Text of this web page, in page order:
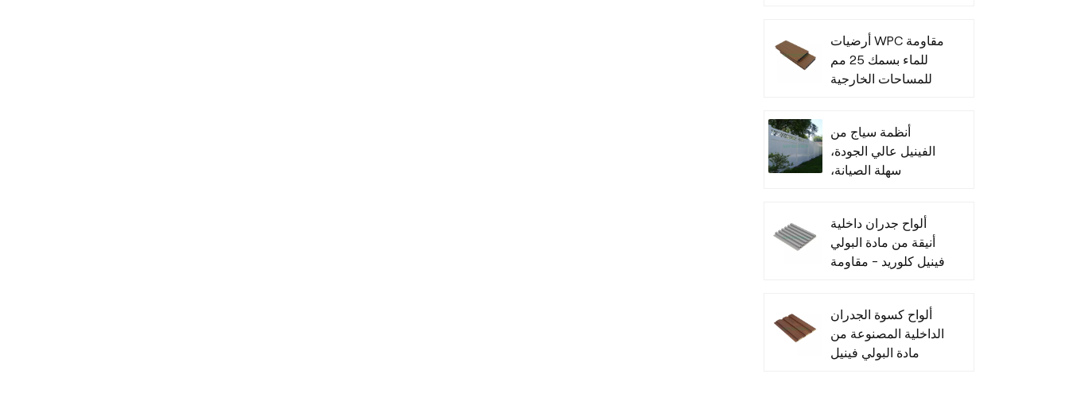
أرضيات WPC مقاومة
للماء بسمك 25 مم
للمساحات الخارجية
أنظمة سياج من
الفينيل عالي الجودة،
سهلة الصيانة،
ألواح جدران داخلية
أنيقة من مادة البولي
فينيل كلوريد - مقاومة
ألواح كسوة الجدران
الداخلية المصنوعة من
مادة البولي فينيل